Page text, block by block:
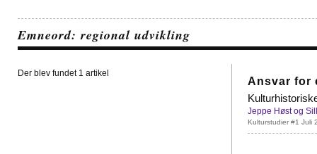
Emneord: regional udvikling
Der blev fundet 1 artikel
Ansvar for
Jeppe Høst og
Kulturstudier #1 Juli